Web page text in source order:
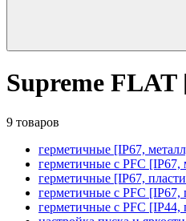
Supreme FLAT
9 товаров
герметичные [IP67,
герметичные с PFC [IP67,
герметичные [IP67,
герметичные с PFC [IP67,
герметичные с PFC [IP44,